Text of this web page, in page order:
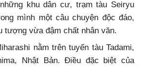
khu dân cư, trạm tàu Seiryu
mình một câu chuyện độc đáo,
tượng vừa đậm chất nhân văn.
nằm trên tuyến tàu Tadami,
Nhật Bản. Điều đặc biệt của